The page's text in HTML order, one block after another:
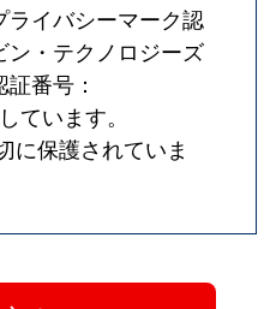
ライバシーマーク認
ン・テクノロジーズ
番号：
ています。
に保護されていま